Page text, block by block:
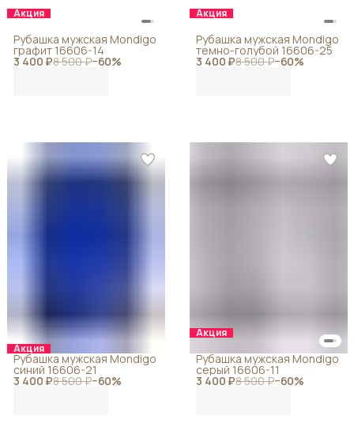
Акция
3 400 ₽8 500 ₽−60%
Рубашка мужская Mondigo
графит 16606-14
Акция
3 400 ₽8 500 ₽−60%
Рубашка мужская Mondigo
темно-голубой 16606-25
Акция
3 400 ₽8 500 ₽−60%
Рубашка мужская Mondigo
синий 16606-21
Акция
3 400 ₽8 500 ₽−60%
Рубашка мужская Mondigo
серый 16606-11